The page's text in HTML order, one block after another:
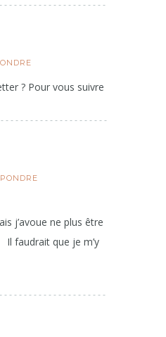
? Pour vous suivre
j’avoue ne plus être
Il faudrait que je m’y